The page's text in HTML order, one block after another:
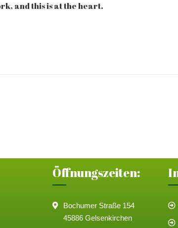
and this is at the heart.
Öffnungszeiten:
Bochumer Straße 154
45886 Gelsenkirchen